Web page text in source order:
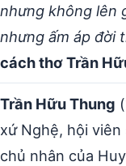
nhưng không lên
nhưng ấm áp đời
cách thơ Trần
Trần Hữu Thung
xứ Nghệ, hội viên
chủ nhân của